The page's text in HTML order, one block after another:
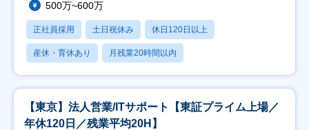
500万~600万
正社員採用 土日祝休み 休日120日以上
産休・育休あり 月残業20時間以内
【東京】法人営業/ITサポート【東証プライム上場／
年休120日／残業平均20H】